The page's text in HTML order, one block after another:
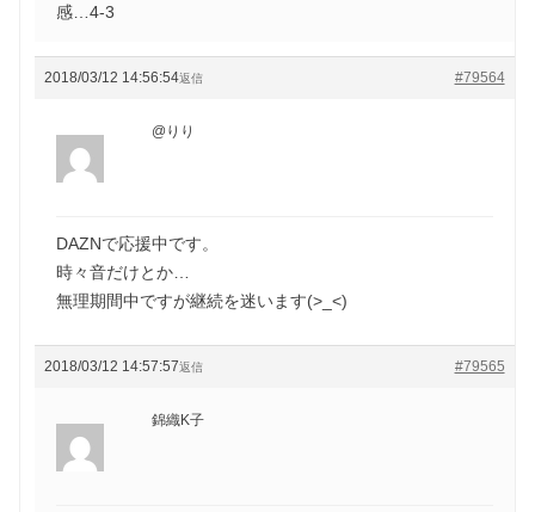
感…4-3
2018/03/12 14:56:54 #79564
返信
@りり
DAZNで応援中です。
時々音だけとか…
無理期間中ですが継続を迷います(>_<)
2018/03/12 14:57:57 #79565
返信
錦織K子